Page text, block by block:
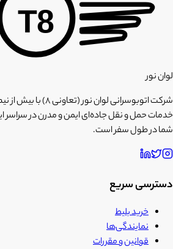
T8
لوان نور
شرکت اتوبوسرانی لوان
خدمات حمل و نقل جاده‌ای ایمن و مدرن در سراسر
شما در طول سفر است.
دسترسی سریع
خرید بلیط
نمایندگی‌ها
قوانین و مقررات